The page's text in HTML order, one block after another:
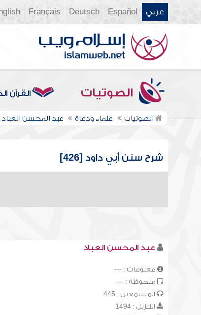
عربي Español
Deutsch
Français
الصوتيات القرآن
الصوتيات علماء ودعاة عبد المحسن العباد
شرح سنن أبي داود [426]
عبد المحسن العباد
معلومات : ---
ملحوظة : ---
المستمعين : 445
التنزيل : 1494